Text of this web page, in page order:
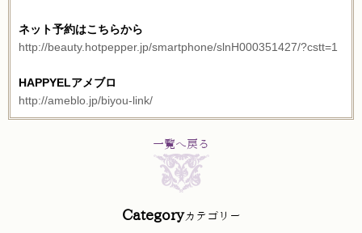
ネット予約はこちらから
http://beauty.hotpepper.jp/smartphone/slnH000351427/?cstt=1
HAPPYELアメブロ
http://ameblo.jp/biyou-link/
一覧へ戻る
Categoryカテゴリー